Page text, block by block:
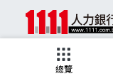
總覽